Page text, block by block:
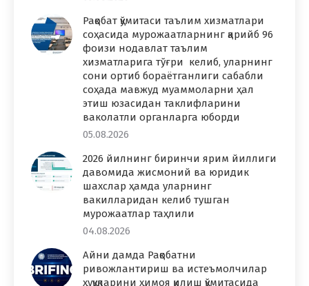
Рақобат қўмитаси таълим хизматлари
соҳасида мурожаатларнинг қарийб 96
фоизи нодавлат таълим
хизматларига тўғри келиб, уларнинг
сони ортиб бораётганлиги сабабли
соҳада мавжуд муаммоларни ҳал
этиш юзасидан таклифларини
ваколатли органларга юборди
05.08.2026
2026 йилнинг биринчи ярим йиллиги
давомида жисмоний ва юридик
шахслар ҳамда уларнинг
вакилларидан келиб тушган
мурожаатлар таҳлили
04.08.2026
Айни дамда Рақобатни
ривожлантириш ва истеъмолчилар
ҳуқуқларини ҳимоя қилиш қўмитасида